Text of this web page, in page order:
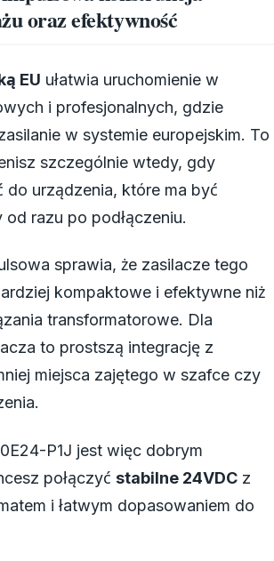
oraz efektywność
EU ułatwia uruchomienie w
i profesjonalnych, gdzie
w systemie europejskim. To
szczególnie wtedy, gdy
do urządzenia, które ma być
razu po podłączeniu.
sprawia, że zasilacze tego
kompaktowe i efektywne niż
transformatorowe. Dla
to prostszą integrację z
miejsca zajętego w szafce czy
P1J jest więc dobrym
połączyć stabilne 24VDC z
i łatwym dopasowaniem do